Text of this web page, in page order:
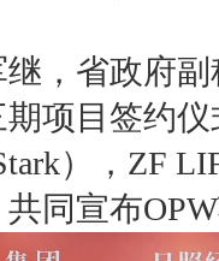
，省政府
项目签约
），ZF
同宣布